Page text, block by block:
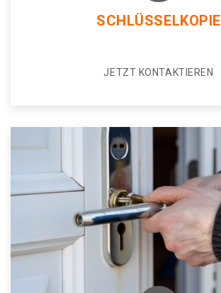
SCHLÜSSELKOPIE
JETZT KONTAKTIEREN